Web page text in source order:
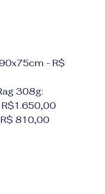
- R$
308g:
810,00